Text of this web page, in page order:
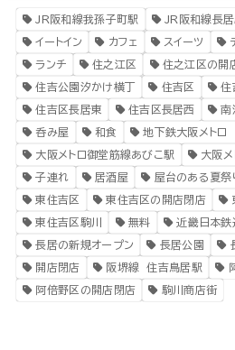
JR阪和線我孫子町駅 JR阪和線長
イートイン カフェ スイーツ
ランチ 住之江区 住之江区の開
住吉公園汐かけ横丁 住吉区 住
住吉区長居東 住吉区長居西 南
呑み屋 和食 地下鉄大阪メト
大阪メトロ御堂筋線あびこ駅 大阪
子連れ 居酒屋 屋台のある夏祭
東住吉区 東住吉区の開店閉店
東住吉区駒川 無料 近畿日本鉄
長居の新規オープン 長居公園
開店閉店 阪堺線 住吉鳥居駅
阿倍野区の開店閉店 駒川商店街